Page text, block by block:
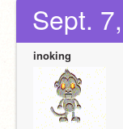
Sept.
inoking